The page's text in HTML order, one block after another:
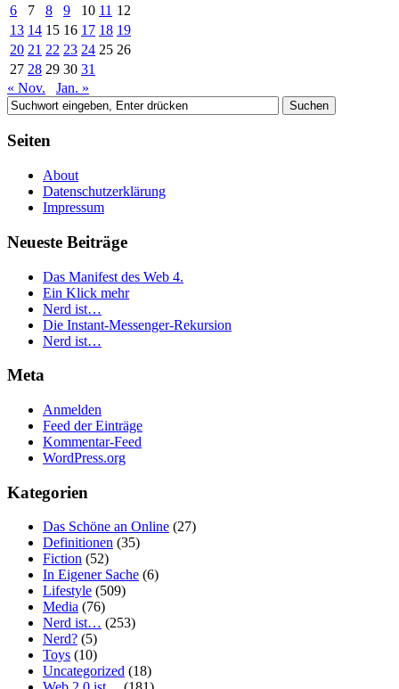
6
7 8 9 10 11 12
13 14 15 16 17 18 19
20 21 22 23 24 25 26
27 28 29 30 31
« Nov.
Jan. »
Seiten
About
Datenschutzerklärung
Impressum
Neueste Beiträge
Das Manifest des Web 4.
Ein Klick mehr
Nerd ist…
Die Instant-Messenger-Rekursion
Nerd ist…
Meta
Anmelden
Feed der Einträge
Kommentar-Feed
WordPress.org
Kategorien
Das Schöne an Online (27)
Definitionen (35)
Fiction (52)
In Eigener Sache (6)
Lifestyle (509)
Media (76)
Nerd ist… (253)
Nerd? (5)
Toys (10)
Uncategorized (18)